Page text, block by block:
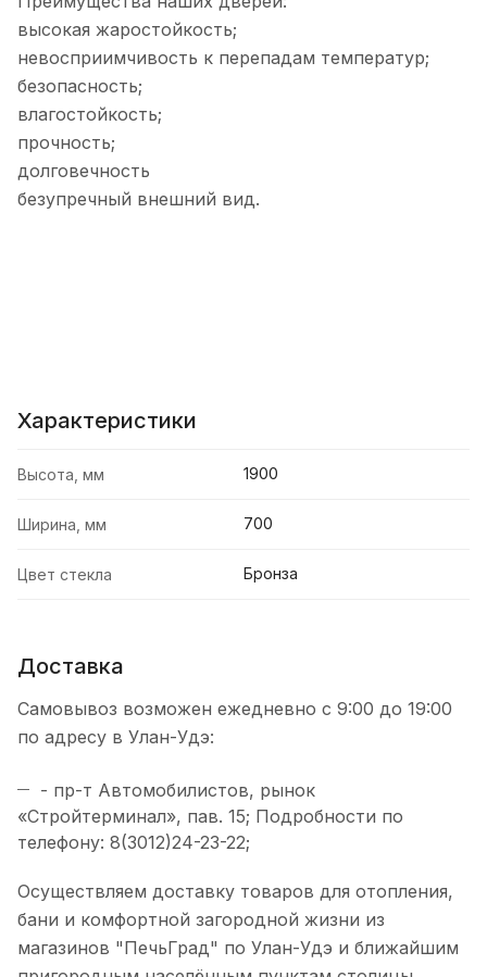
высокая жаростойкость;
невосприимчивость к перепадам температур;
безопасность;
влагостойкость;
прочность;
долговечность
безупречный внешний вид.
Характеристики
Высота, мм 1900
Ширина, мм 700
Цвет стекла Бронза
Доставка
Самовывоз возможен ежедневно с 9:00 до 19:00
по адресу в Улан-Удэ:
- пр-т Автомобилистов, рынок
«Стройтерминал», пав. 15; Подробности по
телефону: 8(3012)24-23-22;
Осуществляем доставку товаров для отопления,
бани и комфортной загородной жизни из
магазинов "ПечьГрад" по Улан-Удэ и ближайшим